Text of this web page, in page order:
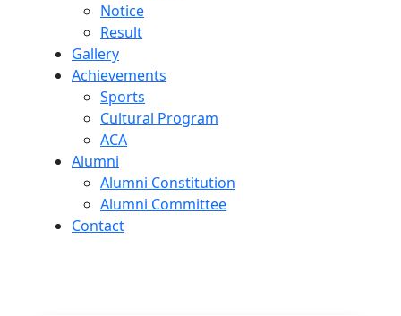
Notice
Result
Gallery
Achievements
Sports
Cultural Program
ACA
Alumni
Alumni Constitution
Alumni Committee
Contact